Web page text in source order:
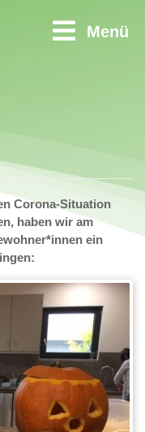
Menü
Corona-Situation
haben wir am
ein